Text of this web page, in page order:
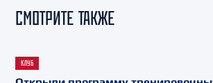
СМОТРИТЕ ТАКЖЕ
КЛУБ